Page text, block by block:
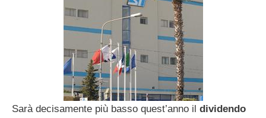
Sarà decisamente più basso quest’anno il dividendo